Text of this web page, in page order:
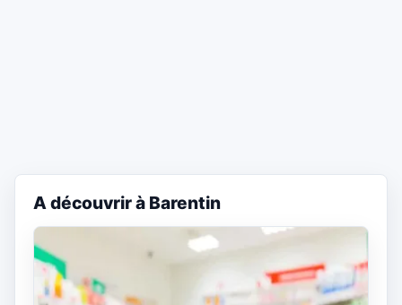
A découvrir à Barentin